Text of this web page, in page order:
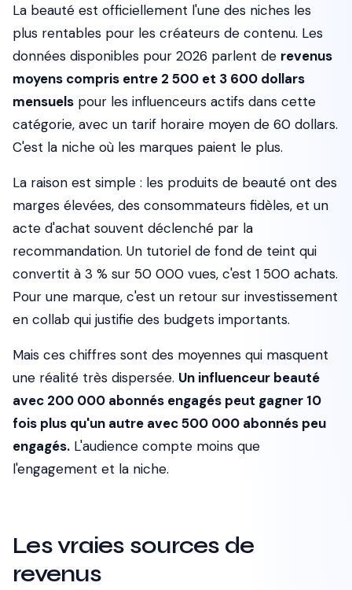
La beauté est officiellement l'une des niches les
plus rentables pour les créateurs de contenu. Les
données disponibles pour 2026 parlent de revenus
moyens compris entre 2 500 et 3 600 dollars
mensuels pour les influenceurs actifs dans cette
catégorie, avec un tarif horaire moyen de 60 dollars.
C'est la niche où les marques paient le plus.
La raison est simple : les produits de beauté ont des
marges élevées, des consommateurs fidèles, et un
acte d'achat souvent déclenché par la
recommandation. Un tutoriel de fond de teint qui
convertit à 3 % sur 50 000 vues, c'est 1 500 achats.
Pour une marque, c'est un retour sur investissement
en collab qui justifie des budgets importants.
Mais ces chiffres sont des moyennes qui masquent
une réalité très dispersée. Un influenceur beauté
avec 200 000 abonnés engagés peut gagner 10
fois plus qu'un autre avec 500 000 abonnés peu
engagés. L'audience compte moins que
l'engagement et la niche.
Les vraies sources de
revenus